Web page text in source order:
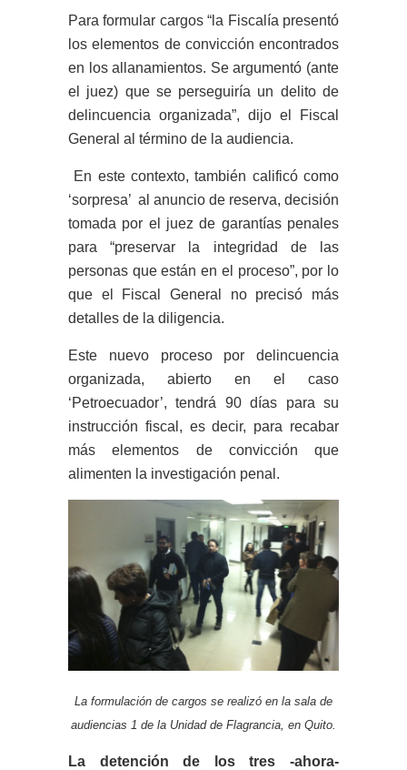
Para formular cargos “la Fiscalía presentó
los elementos de convicción encontrados
en los allanamientos. Se argumentó (ante
el juez) que se perseguiría un delito de
delincuencia organizada”, dijo el Fiscal
General al término de la audiencia.
En este contexto, también calificó como
‘sorpresa’ al anuncio de reserva, decisión
tomada por el juez de garantías penales
para “preservar la integridad de las
personas que están en el proceso”, por lo
que el Fiscal General no precisó más
detalles de la diligencia.
Este nuevo proceso por delincuencia
organizada, abierto en el caso
‘Petroecuador’, tendrá 90 días para su
instrucción fiscal, es decir, para recabar
más elementos de convicción que
alimenten la investigación penal.
La formulación de cargos se realizó en la sala de
audiencias 1 de la Unidad de Flagrancia, en Quito.
La detención de los tres -ahora-